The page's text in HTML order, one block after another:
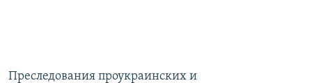
Преследования проукраинских и